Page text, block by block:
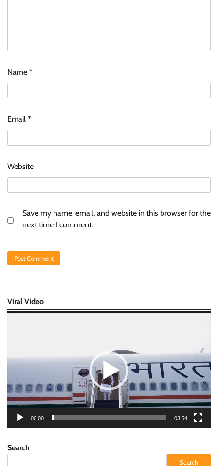
Name *
Email *
Website
Save my name, email, and website in this browser for the
next time I comment.
Viral Video
00:00 03:54
Search
Search